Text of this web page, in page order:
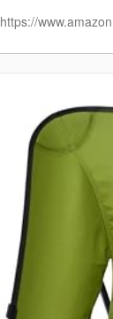
https://